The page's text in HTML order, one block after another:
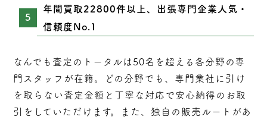
年間買取22800件以上、出張専門企業人気・
信頼度No.1
なんでも査定のトータルは50名を超える各分野の専
門スタッフが在籍。どの分野でも、専門業社に引け
を取らない査定 金額と丁寧な対応で安心納得のお取
引をしていただけます。また、独自の販売ルートがあ